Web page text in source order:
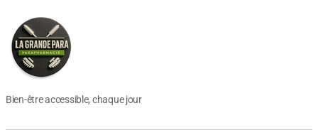
Bien-être accessible, chaque jour